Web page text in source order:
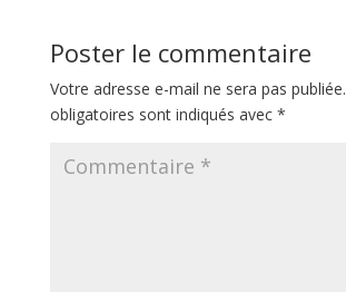
Poster le commentaire
Votre adresse e-mail ne sera pas publiée.
obligatoires sont indiqués avec *